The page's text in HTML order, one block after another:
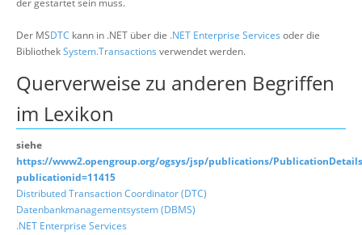
der gestartet sein muss.
Der MSDTC kann in .NET über die .NET Enterprise Services oder die
BibliothekSystem.Transactions verwendet werden.
Querverweise zu anderen Begriffen
im Lexikon
siehe
https://www2.opengroup.org/ogsys/jsp/publications/
publicationid=11415
Distributed Transaction Coordinator (DTC)
Datenbankmanagementsystem (DBMS)
.NET Enterprise Services